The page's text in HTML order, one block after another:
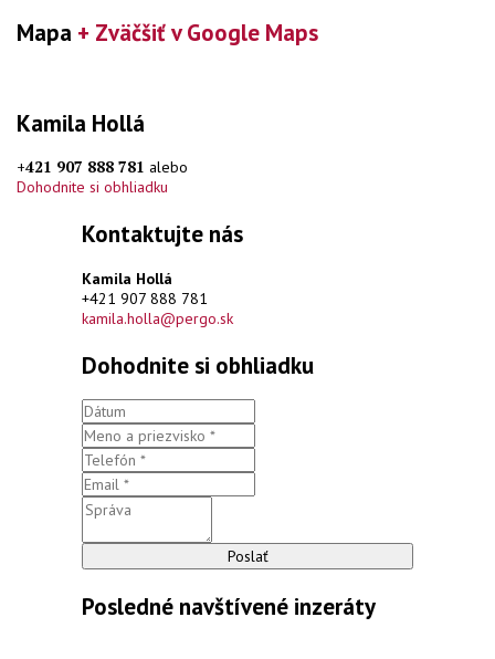
Mapa + Zväčšiť v Google Maps
Kamila Hollá
+421 907 888 781 alebo
Dohodnite si obhliadku
Kontaktujte nás
Kamila Hollá
+421 907 888 781
kamila.holla@pergo.sk
Dohodnite si obhliadku
Poslať
Posledné navštívené inzeráty